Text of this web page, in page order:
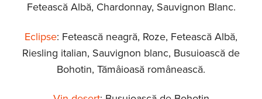
Fetească Albă, Chardonnay, Sauvignon Blanc.
Eclipse: Fetească neagră, Roze, Fetească Albă,
Riesling italian, Sauvignon blanc, Busuioască de
Bohotin, Tămâioasă românească.